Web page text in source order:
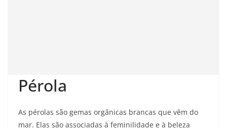
Pérola
As pérolas são gemas orgânicas brancas que vêm do
mar. Elas são associadas à feminilidade e à beleza